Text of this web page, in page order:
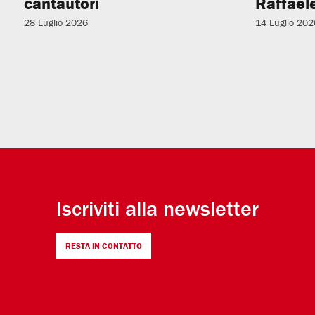
28 Luglio 2026 14 Luglio
Iscriviti alla newsletter
RESTA IN CONTATTO